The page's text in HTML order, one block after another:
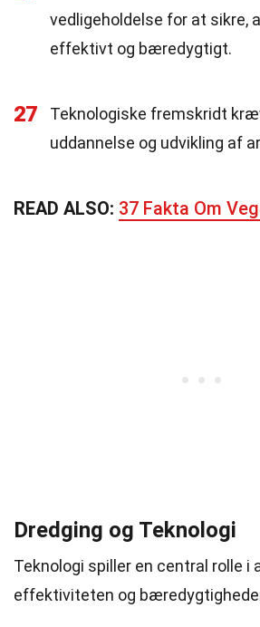
vedligeholdelse for at sikre,
effektivt og bæredygtigt.
27
Teknologiske fremskridt
uddannelse og udvikling af
READ ALSO: 37 Fakta Om
Dredging og Teknologi
Teknologi spiller en central rolle i
effektiviteten og